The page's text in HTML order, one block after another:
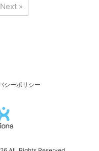
Next »
シーポリシー